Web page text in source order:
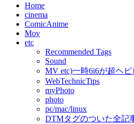
Home
cinema
ComicAnime
Mov
etc
Recommended Tags
Sound
MV etc)一時6i6が超ヘ
WebTechnicTips
myPhoto
photo
pc/mac/linux
DTMタグのついた全記